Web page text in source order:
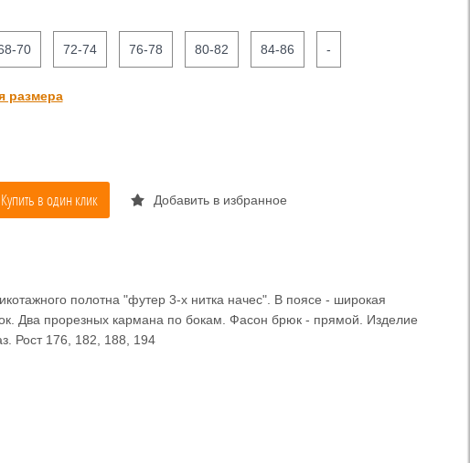
70 72-74 76-78 80-82 84-86 -
размера
Купить в один клик Добавить в избранное
полотна "футер 3-х нитка начес". В поясе - широкая
Два прорезных кармана по бокам. Фасон брюк - прямой. Изделие
Рост 176, 182, 188, 194